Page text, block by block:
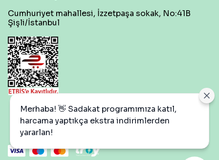
Cumhuriyet mahallesi, İzzetpaşa sokak, No:41B
Şişli/İstanbul
Merhaba! 👋 Sadakat programımıza katıl,
harcama yaptıkça ekstra indirimlerden
yararlan!